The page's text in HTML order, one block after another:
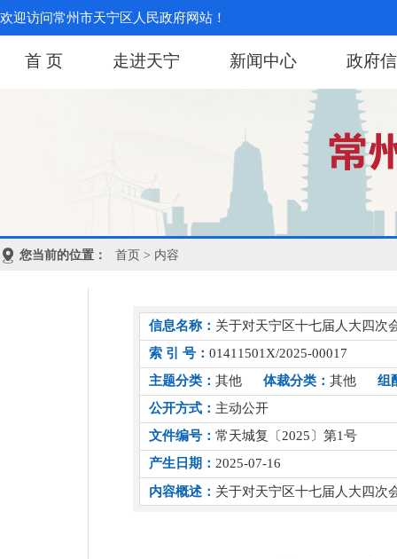
欢迎访问常州市天宁区人民政府网站！
首 页 走进天宁 新闻中心 政府
您当前的位置： 首页 > 内容
信息名称： 关于对天宁区十七届人大四次
索 引 号： 01411501X/2025-00017
主题分类： 其他 体裁分类： 其他
组
公开方式： 主动公开
文件编号： 常天城复〔2025〕第1号
产生日期： 2025-07-16
内容概述： 关于对天宁区十七届人大四次